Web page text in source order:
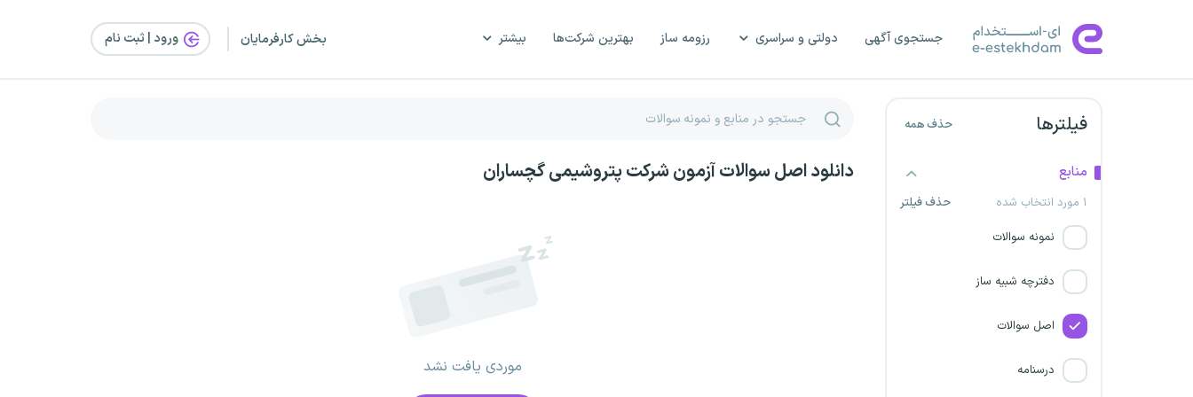
جستجوی آگهی دولتی و سراسری رزومه ساز بهترین شرکت‌ها بیشتر بخش کارفرمایان ورود | ثبت‌ نام
فیلترها حذف همه
منابع
۱ مورد انتخاب شده
حذف فیلتر
نمونه سوالات
دفترچه شبیه ساز
اصل سوالات
درسنامه
شرکت پتروشیمی شهید
تندگویان
دانلود اصل سوالات آزمون شرکت‌ پتروشیمی گچساران
موردی یافت نشد